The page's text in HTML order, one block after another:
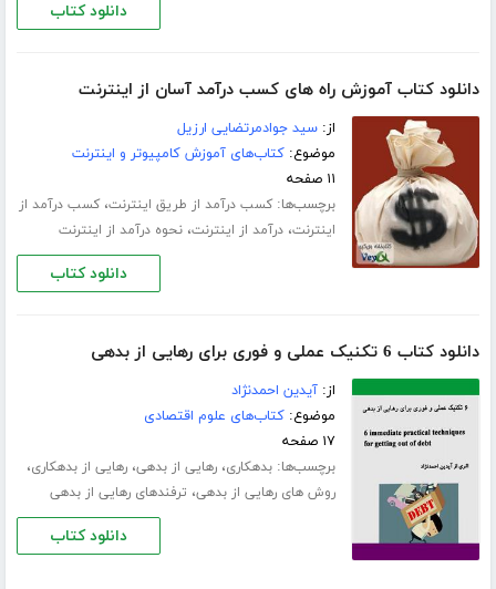
دانلود کتاب
دانلود کتاب آموزش راه های کسب درآمد آسان از اینترنت
از:سید جوادمرتضایی ارزیل
موضوع:کتاب‌های آموزش کامپیوتر و اینترنت
۱۱ صفحه
برچسب‌ها:کسب درآمد از طریق اینترنت،کسب درآمد از
اینترنت،درآمد از اینترنت،نحوه درآمد از اینترنت
دانلود کتاب
دانلود کتاب 6 تکنیک عملی و فوری برای رهایی از بدهی
از:آیدین احمدنژاد
موضوع:کتاب‌های علوم اقتصادی
۱۷ صفحه
برچسب‌ها:بدهکاری،رهایی از بدهی،رهایی از بدهکاری،
روش های رهایی از بدهی، ترفندهای رهایی از بدهی
دانلود کتاب